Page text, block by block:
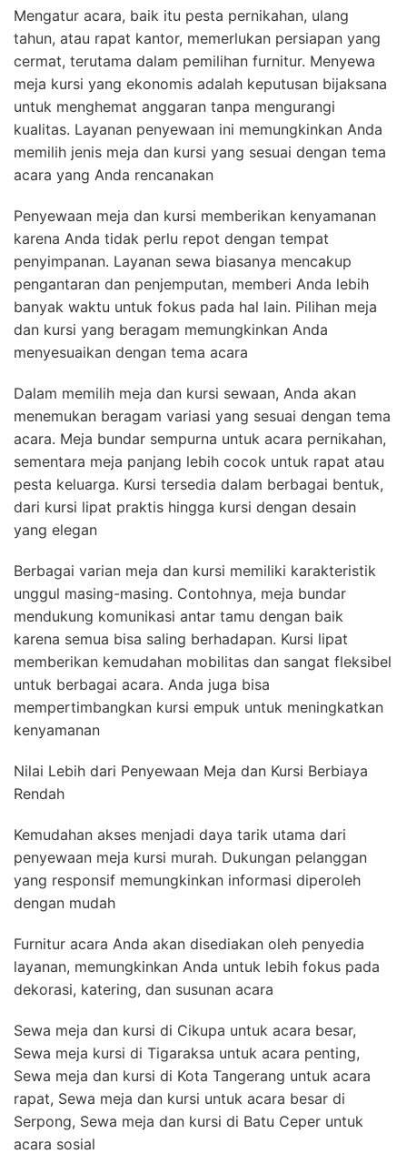
Mengatur acara, baik itu pesta pernikahan, ulang
tahun, atau rapat kantor, memerlukan persiapan yang
cermat, terutama dalam pemilihan furnitur. Menyewa
meja kursi yang ekonomis adalah keputusan bijaksana
untuk menghemat anggaran tanpa mengurangi
kualitas. Layanan penyewaan ini memungkinkan Anda
memilih jenis meja dan kursi yang sesuai dengan tema
acara yang Anda rencanakan
Penyewaan meja dan kursi memberikan kenyamanan
karena Anda tidak perlu repot dengan tempat
penyimpanan. Layanan sewa biasanya mencakup
pengantaran dan penjemputan, memberi Anda lebih
banyak waktu untuk fokus pada hal lain. Pilihan meja
dan kursi yang beragam memungkinkan Anda
menyesuaikan dengan tema acara
Dalam memilih meja dan kursi sewaan, Anda akan
menemukan beragam variasi yang sesuai dengan tema
acara. Meja bundar sempurna untuk acara pernikahan,
sementara meja panjang lebih cocok untuk rapat atau
pesta keluarga. Kursi tersedia dalam berbagai bentuk,
dari kursi lipat praktis hingga kursi dengan desain
yang elegan
Berbagai varian meja dan kursi memiliki karakteristik
unggul masing-masing. Contohnya, meja bundar
mendukung komunikasi antar tamu dengan baik
karena semua bisa saling berhadapan. Kursi lipat
memberikan kemudahan mobilitas dan sangat fleksibel
untuk berbagai acara. Anda juga bisa
mempertimbangkan kursi empuk untuk meningkatkan
kenyamanan
Nilai Lebih dari Penyewaan Meja dan Kursi Berbiaya
Rendah
Kemudahan akses menjadi daya tarik utama dari
penyewaan meja kursi murah. Dukungan pelanggan
yang responsif memungkinkan informasi diperoleh
dengan mudah
Furnitur acara Anda akan disediakan oleh penyedia
layanan, memungkinkan Anda untuk lebih fokus pada
dekorasi, katering, dan susunan acara
Sewa meja dan kursi di Cikupa untuk acara besar,
Sewa meja kursi di Tigaraksa untuk acara penting,
Sewa meja dan kursi di Kota Tangerang untuk acara
rapat, Sewa meja dan kursi untuk acara besar di
Serpong, Sewa meja dan kursi di Batu Ceper untuk
acara sosial